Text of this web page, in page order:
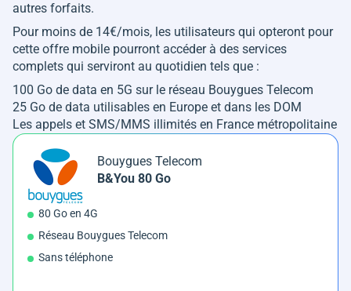
autres forfaits.
Pour moins de 14€/mois, les utilisateurs qui opteront pour
cette offre mobile pourront accéder à des services
complets qui serviront au quotidien tels que :
100 Go de data en 5G sur le réseau Bouygues Telecom
25 Go de data utilisables en Europe et dans les DOM
Les appels et SMS/MMS illimités en France métropolitaine
Bouygues Telecom
B&You 80 Go
80 Go en 4G
Réseau Bouygues Telecom
Sans téléphone